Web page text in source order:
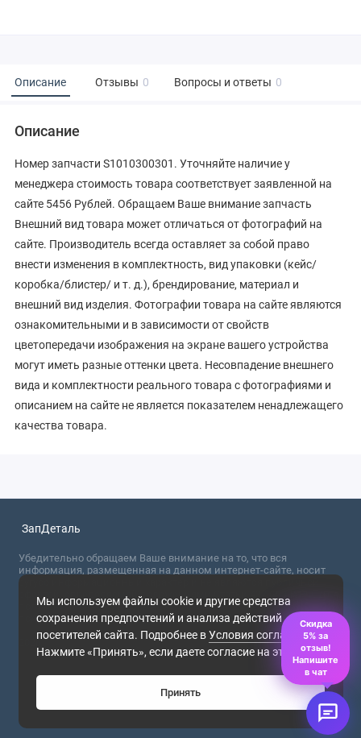
Описание Отзывы 0 Вопросы и ответы 0
Описание
Номер запчасти S1010300301. Уточняйте наличие у
менеджера стоимость товара соответствует заявленной на
сайте 5456 Рублей. Обращаем Ваше внимание запчасть
Внешний вид товара может отличаться от фотографий на
сайте. Производитель всегда оставляет за собой право
внести изменения в комплектность, вид упаковки (кейс/
коробка/блистер/ и т. д.), брендирование, материал и
внешний вид изделия. Фотографии товара на сайте являются
ознакомительными и в зависимости от свойств
цветопередачи изображения на экране вашего устройства
могут иметь разные оттенки цвета. Несовпадение внешнего
вида и комплектности реального товара с фотографиями и
описанием на сайте не является показателем ненадлежащего
качества товара.
Мы используем файлы cookie и другие средства
сохранения предпочтений и анализа действий
посетителей сайта. Подробнее вУсловия соглашения.
Нажмите «Принять», если даете согласие на это.
Принять
ЗапДеталь
Убедительно обращаем Ваше внимание на то, что вся
информация, размещенная на данном интернет-сайте, носит
сугубо информационный характер и не являются публичной
офертой, определяемой положениями Статьи 437 (2) ГК РФ. Для
получения точной информации о стоимости товаров,
пожалуйста, обращайтесь в ближайший офис продаж.
2026
Скидка
5% за
отзыв!
Напишите
в чат